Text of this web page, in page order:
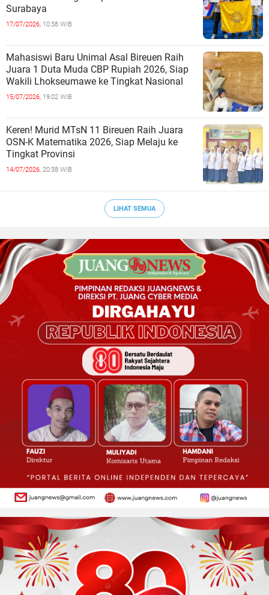
Surabaya
17/07/2026, 10:38 WIB
Mahasiswi Baru Unimal Asal Bireuen Raih
Juara 1 Duta Muda CBP Rupiah 2026, Siap
Wakili Lhokseumawe ke Tingkat Nasional
15/07/2026, 19:02 WIB
Keren! Murid MTsN 11 Bireuen Raih Juara
OSN-K Matematika 2026, Siap Melaju ke
Tingkat Provinsi
14/07/2026, 20:38 WIB
LIHAT SEMUA